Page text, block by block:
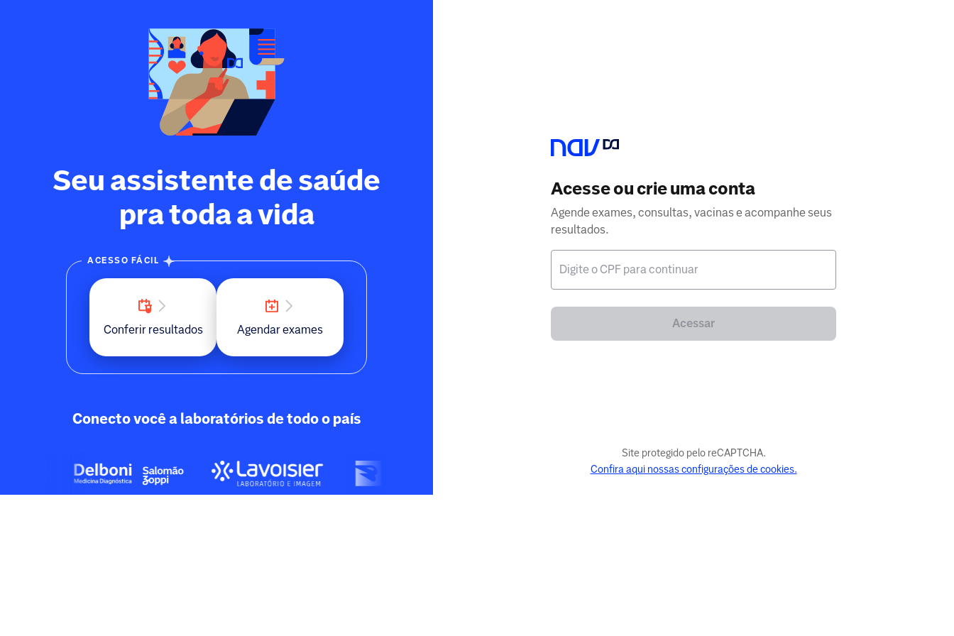
Seu assistente de saúde
pra toda a vida
ACESSO FÁCIL
Conferir resultados Agendar exames
Conecto você a laboratórios de todo o país
Acesse ou crie uma conta
Agende exames, consultas, vacinas e acompanhe seus
resultados.
Digite o CPF para continuar
Acessar
Site protegido pelo reCAPTCHA.
Confira aqui nossas configurações de cookies.